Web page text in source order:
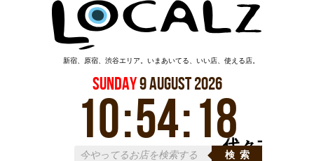
代々木
新宿、原宿、渋谷エリア。いまあいてる、いい店、使える店。
Sunday9August2026
10:54:20
検索